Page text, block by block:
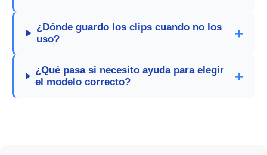
¿Dónde guardo los clips cuando no los
uso?
¿Qué pasa si necesito ayuda para elegir
el modelo correcto?